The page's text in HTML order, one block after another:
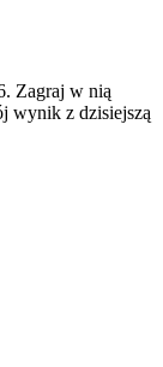
. Zagraj w nią
wynik z dzisiejszą